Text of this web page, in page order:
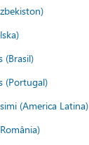
(Brasil)
(Portugal)
(America Latina)